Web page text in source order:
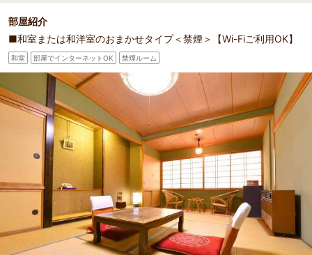
部屋紹介
■和室または和洋室のおまかせタイプ＜禁煙＞【Wi-Fiご利用OK】
和室 部屋でインターネットOK 禁煙ルーム